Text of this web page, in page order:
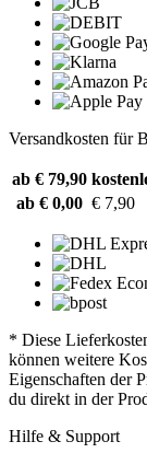
Versandkosten für
ab € 79,90
ab € 0,00 € 7,90
* Diese
können weitere
Eigenschaften der
du direkt in der
Hilfe & Support